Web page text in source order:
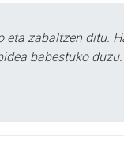
eta zabaltzen ditu.
babestuko duzu.